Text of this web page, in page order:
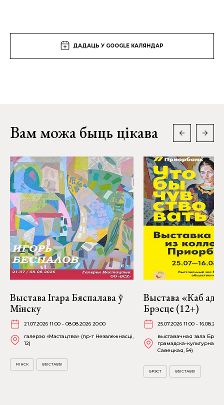
ДАДАЦЬ У GOOGLE КАЛЯНДАР
Вам можа быць цікава
Выстава Ігара Бяспалава ў
Мінску
21.07.2026 11:00 - 08.08.2026 20:00
галерэя «Мастацтва» (пр-т Незалежнасці,
12)
МІНСК ВЫСТАВЫ
Выстава «Каб
Брэсце (12+)
25.07.2026 11:00 -
выставачная зала
грамадска-культурнага
Савецкая, 54)
БРЭСТ ВЫСТАВЫ